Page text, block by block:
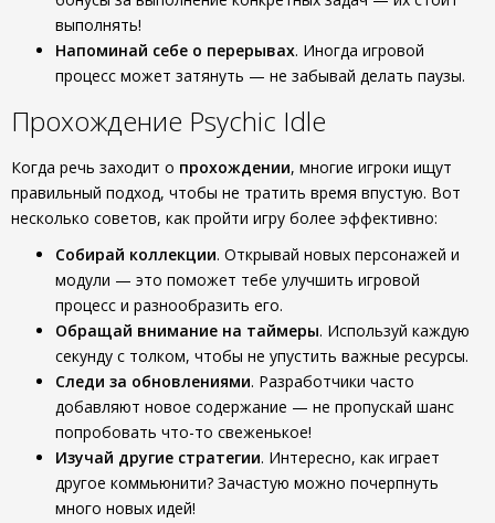
выполнять!
Напоминай себе о перерывах. Иногда игровой
процесс может затянуть — не забывай делать паузы.
Прохождение Psychic Idle
Когда речь заходит о прохождении, многие игроки ищут
правильный подход, чтобы не тратить время впустую. Вот
несколько советов, как пройти игру более эффективно:
Собирай коллекции. Открывай новых персонажей и
модули — это поможет тебе улучшить игровой
процесс и разнообразить его.
Обращай внимание на таймеры. Используй каждую
секунду с толком, чтобы не упустить важные ресурсы.
Следи за обновлениями. Разработчики часто
добавляют новое содержание — не пропускай шанс
попробовать что-то свеженькое!
Изучай другие стратегии. Интересно, как играет
другое коммьюнити? Зачастую можно почерпнуть
много новых идей!